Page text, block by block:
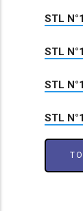
STL
STL
STL
STL